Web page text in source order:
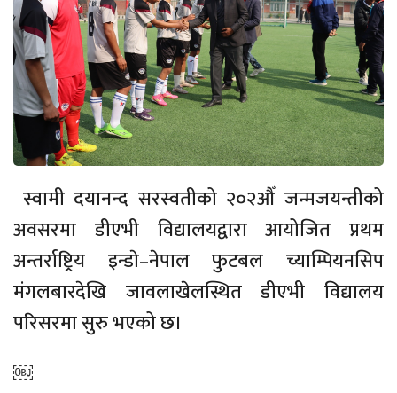
स्वामी दयानन्द सरस्वतीको २०२औँ जन्मजयन्तीको
अवसरमा डीएभी विद्यालयद्वारा आयोजित प्रथम
अन्तर्राष्ट्रिय इन्डाे–नेपाल फुटबल च्याम्पियनसिप
मंगलबारदेखि जावलाखेलस्थित डीएभी विद्यालय
परिसरमा सुरु भएको छ।
￼